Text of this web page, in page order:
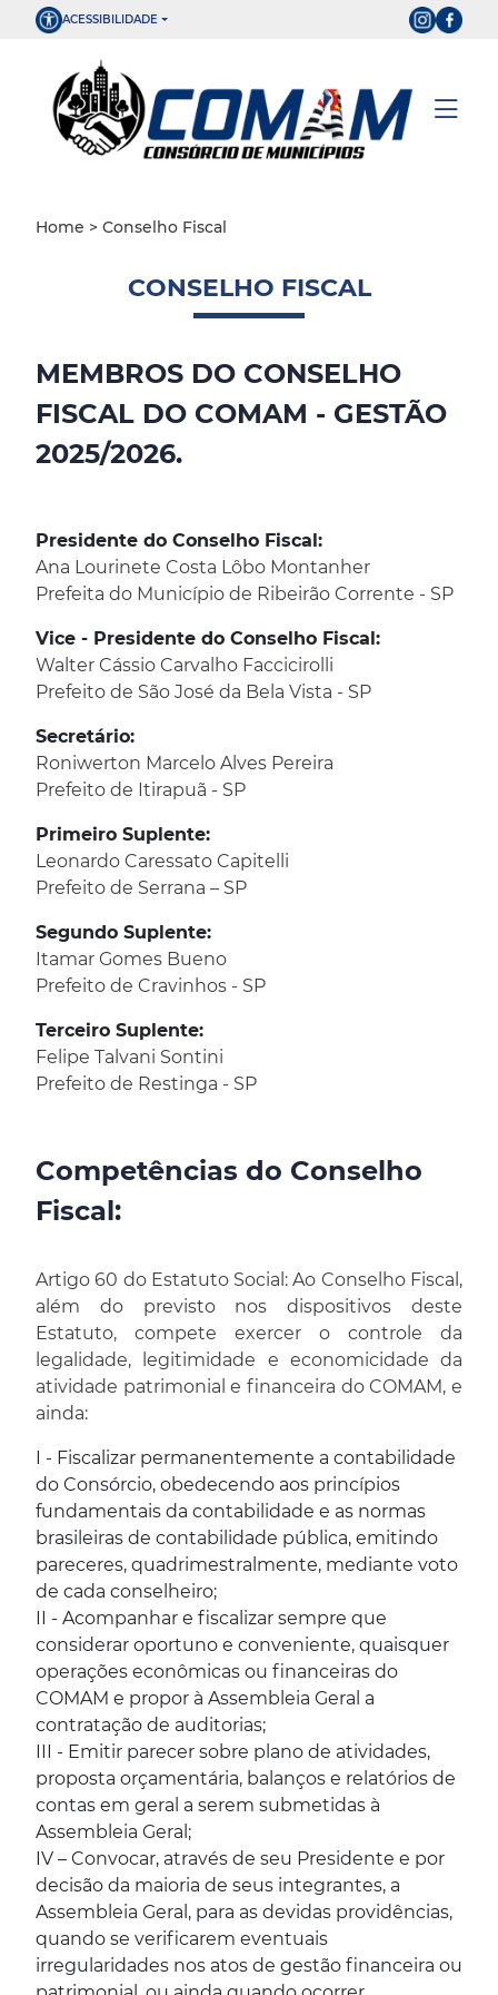
ACESSIBILIDADE
ESTATUTO
CONTATO
Home > Conselho Fiscal
CONSELHO FISCAL
MEMBROS DO CONSELHO
FISCAL DO COMAM - GESTÃO
2025/2026.
Presidente do Conselho Fiscal:
Ana Lourinete Costa Lôbo Montanher
Prefeita do Município de Ribeirão Corrente - SP
Vice - Presidente do Conselho Fiscal:
Walter Cássio Carvalho Faccicirolli
Prefeito de São José da Bela Vista - SP
Secretário:
Roniwerton Marcelo Alves Pereira
Prefeito de Itirapuã - SP
Primeiro Suplente:
Leonardo Caressato Capitelli
Prefeito de Serrana – SP
Segundo Suplente:
Itamar Gomes Bueno
Prefeito de Cravinhos - SP
Terceiro Suplente:
Felipe Talvani Sontini
Prefeito de Restinga - SP
Competências do Conselho
Fiscal:
Artigo 60 do Estatuto Social: Ao Conselho Fiscal,
além do previsto nos dispositivos deste
Estatuto, compete exercer o controle da
legalidade, legitimidade e economicidade da
atividade patrimonial e financeira do COMAM, e
ainda:
I - Fiscalizar permanentemente a contabilidade
do Consórcio, obedecendo aos princípios
fundamentais da contabilidade e as normas
brasileiras de contabilidade pública, emitindo
pareceres, quadrimestralmente, mediante voto
de cada conselheiro;
II - Acompanhar e fiscalizar sempre que
considerar oportuno e conveniente, quaisquer
operações econômicas ou financeiras do
COMAM e propor à Assembleia Geral a
contratação de auditorias;
III - Emitir parecer sobre plano de atividades,
proposta orçamentária, balanços e relatórios de
contas em geral a serem submetidas à
Assembleia Geral;
IV – Convocar, através de seu Presidente e por
decisão da maioria de seus integrantes, a
Assembleia Geral, para as devidas providências,
quando se verificarem eventuais
irregularidades nos atos de gestão financeira ou